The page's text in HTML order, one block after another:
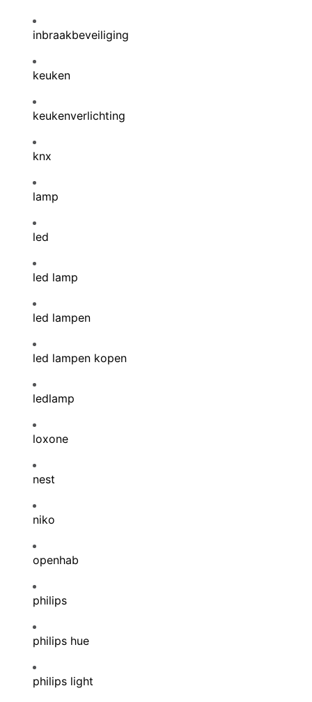
inbraakbeveiliging
keuken
keukenverlichting
knx
lamp
led
led lamp
led lampen
led lampen kopen
ledlamp
loxone
nest
niko
openhab
philips
philips hue
philips light